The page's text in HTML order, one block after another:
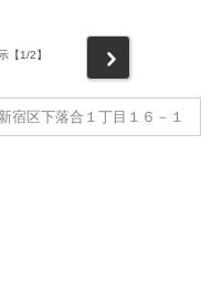
【1/2】
宿区下落合１丁目１６－１